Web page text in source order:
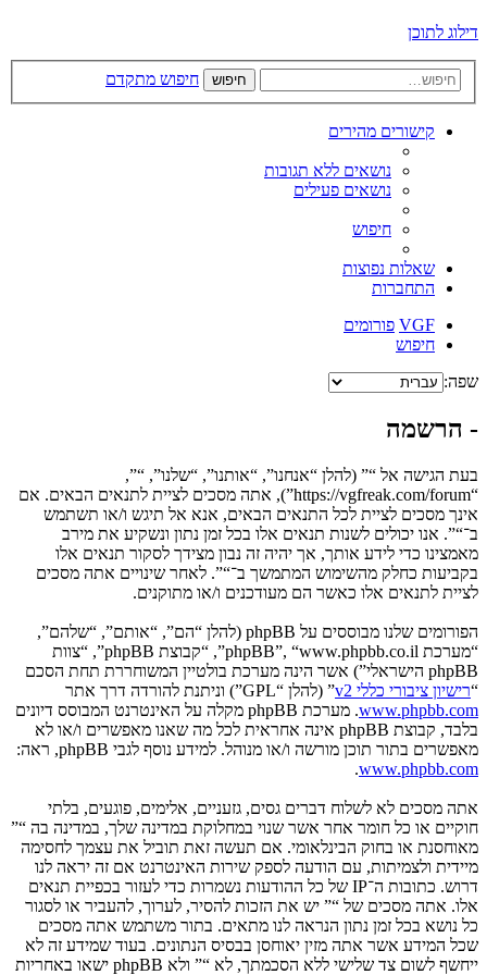
דילוג לתוכן
חיפוש חיפוש מתקדם
קישורים מהירים
נושאים ללא תגובות
נושאים פעילים
חיפוש
שאלות נפוצות
התחברות
VGF פורומים
חיפוש
שפה:
- הרשמה
בעת הגישה אל “” (להלן “אנחנו”, “אותנו”, “שלנו”, “”,
“https://vgfreak.com/forum”), אתה מסכים לציית לתנאים הבאים. אם
אינך מסכים לציית לכל התנאים הבאים, אנא אל תיגש ו/או תשתמש
ב־“”. אנו יכולים לשנות תנאים אלו בכל זמן נתון ונשקיע את מירב
מאמצינו כדי לידע אותך, אך יהיה זה נבון מצידך לסקור תנאים אלו
בקביעות כחלק מהשימוש המתמשך ב־“”. לאחר שינויים אתה מסכים
לציית לתנאים אלו כאשר הם מעודכנים ו/או מתוקנים.
הפורומים שלנו מבוססים על phpBB (להלן “הם”, “אותם”, “שלהם”,
“מערכת phpBB”, “www.phpbb.co.il”, “קבוצת phpBB”, “צוות
phpBB הישראלי”) אשר הינה מערכת בולטיין המשוחררת תחת הסכם
“רישיון ציבורי כללי v2
” (להלן “GPL”) וניתנת להורדה דרך אתר
www.phpbb.com
. מערכת phpBB מקלה על האינטרנט המבוסס דיונים
בלבד, קבוצת phpBB אינה אחראית לכל מה שאנו מאפשרים ו/או לא
מאפשרים בתור תוכן מורשה ו/או מנוהל. למידע נוסף לגבי phpBB, ראה:
www.phpbb.com
.
אתה מסכים לא לשלוח דברים גסים, גזעניים, אלימים, פוגעים, בלתי
חוקיים או כל חומר אחר אשר שנוי במחלוקת במדינה שלך, במדינה בה “”
מאוחסנת או בחוק הבינלאומי. אם תעשה זאת תוביל את עצמך לחסימה
מיידית ולצמיתות, עם הודעה לספק שירות האינטרנט אם זה יראה לנו
דרוש. כתובות ה־IP של כל ההודעות נשמרות כדי לעזור בכפיית תנאים
אלו. אתה מסכים של “” יש את הזכות להסיר, לערוך, להעביר או לסגור
כל נושא בכל זמן נתון הנראה לנו מתאים. בתור משתמש אתה מסכים
שכל המידע אשר אתה מזין יאוחסן בבסיס הנתונים. בעוד שמידע זה לא
ייחשף לשום צד שלישי ללא הסכמתך, לא “” ולא phpBB ישאו באחריות